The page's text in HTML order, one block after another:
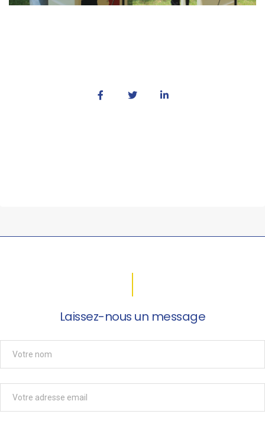
Laissez-nous un message